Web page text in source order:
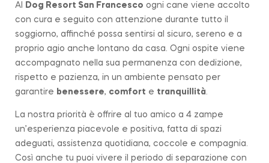
Al Dog Resort San Francesco ogni cane viene accolto
con cura e seguito con attenzione durante tutto il
soggiorno, affinché possa sentirsi al sicuro, sereno e a
proprio agio anche lontano da casa. Ogni ospite viene
accompagnato nella sua permanenza con dedizione,
rispetto e pazienza, in un ambiente pensato per
garantire benessere, comfort e tranquillità
La nostra priorità è offrire al tuo amico a 4 zampe
un’esperienza piacevole e positiva, fatta di spazi
adeguati, assistenza quotidiana, coccole e compagnia.
Così anche tu puoi vivere il periodo di separazione con